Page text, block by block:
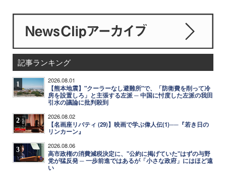
記事ランキング
1 2026.08.01
【熊本地震】"クーラーなし避難所"で、「防衛費を削って冷
房を設置しろ」と主張する左派 ─ 中国に忖度した左派の我田
引水の議論に批判殺到
2 2026.08.02
【名画座リバティ (29)】映画で学ぶ偉人伝(1)──『若き日の
リンカーン』
3 2026.08.06
高市政権の消費減税決定に、"公約に掲げていた"はずの与野
党が猛反発 ─ 一歩前進ではあるが「小さな政府」にはほど遠
い